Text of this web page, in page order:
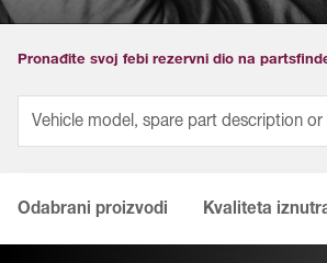
Pronađite svoj febi rezervni dio na
Odabrani proizvodi Kvaliteta